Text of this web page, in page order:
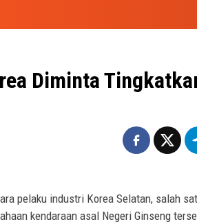
Diminta
pelaku industri Korea Selatan, salah
kendaraan asal Negeri Ginseng